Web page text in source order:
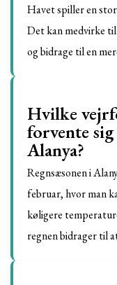
Havet spiller en
Det kan medvirke
og bidrage til en
Hvilke
forvente
Alanya?
Regnsæsonen i
februar, hvor man
køligere
regnen bidrager til